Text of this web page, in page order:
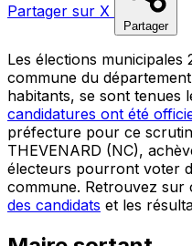
Partager sur X
Partager
Les élections municipales
commune du
habitants, se sont tenues
candidatures ont été
préfecture pour ce
THEVENARD (NC),
électeurs pourront voter
commune. Retrouvez sur
des candidats et les